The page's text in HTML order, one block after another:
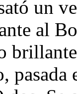
un
al